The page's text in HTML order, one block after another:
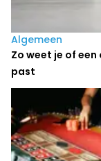
Algemeen
Zo weet je of
past